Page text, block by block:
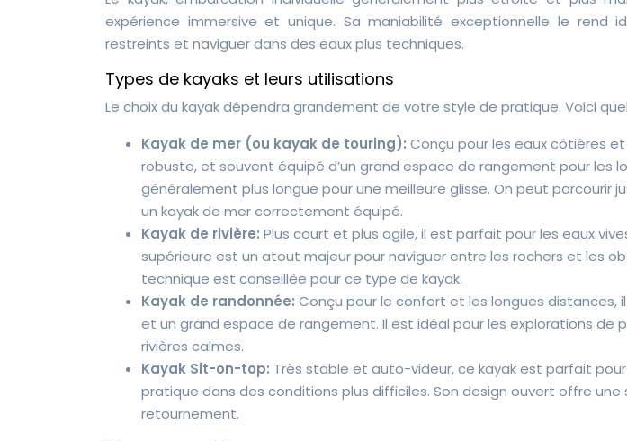
expérience immersive et unique. Sa maniabilité exceptionnelle le rend
restreints et naviguer dans des eaux plus techniques.
Types de kayaks et leurs utilisations
Le choix du kayak dépendra grandement de votre style de pratique. Voici
Kayak de mer (ou kayak de touring): Conçu pour les eaux côtières
robuste, et souvent équipé d’un grand espace de rangement pour les
généralement plus longue pour une meilleure glisse. On peut parcourir
un kayak de mer correctement équipé.
Kayak de rivière: Plus court et plus agile, il est parfait pour les eaux
supérieure est un atout majeur pour naviguer entre les rochers et les
technique est conseillée pour ce type de kayak.
Kayak de randonnée: Conçu pour le confort et les longues distances,
et un grand espace de rangement. Il est idéal pour les explorations de
rivières calmes.
Kayak Sit-on-top: Très stable et auto-videur, ce kayak est parfait
pratique dans des conditions plus difficiles. Son design ouvert offre
retournement.